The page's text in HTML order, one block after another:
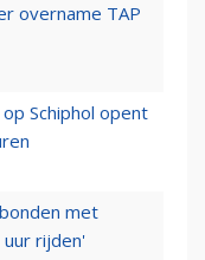
overname TAP
Schiphol opent
met
rijden'